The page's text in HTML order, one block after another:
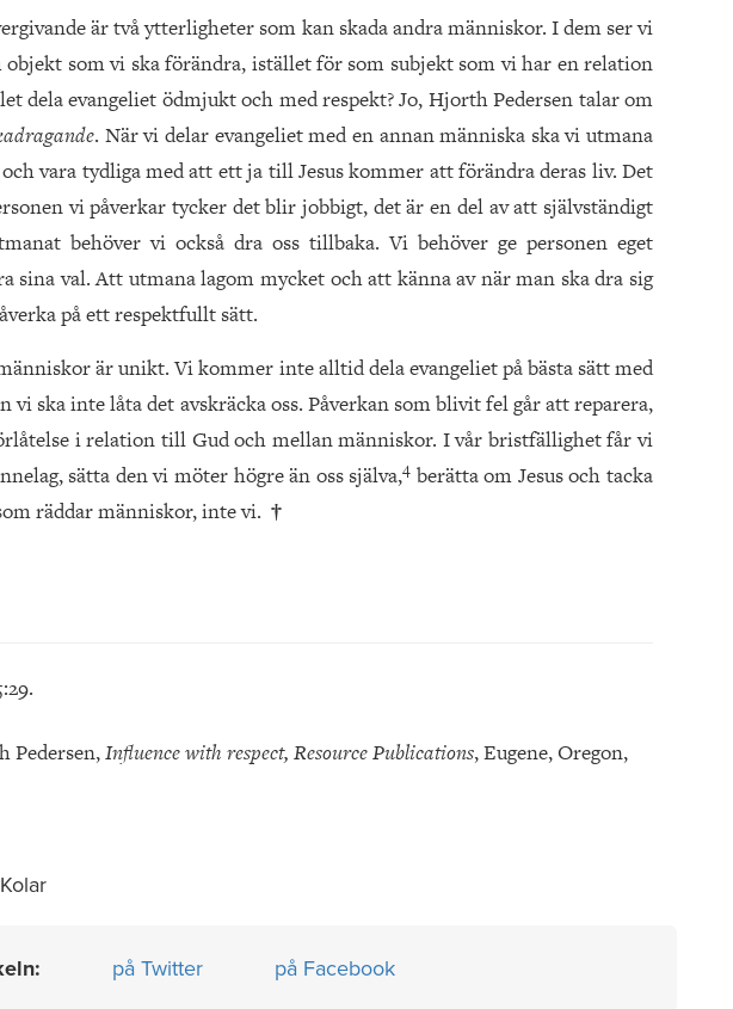
är två ytterligheter som kan skada andra människor. I dem ser vi
som vi ska förändra, istället för som subjekt som vi har en relation
dela evangeliet ödmjukt och med respekt? Jo, Hjorth Pedersen talar om
. När vi delar evangeliet med en annan människa ska vi utmana
vara tydliga med att ett ja till Jesus kommer att förändra deras liv. Det
vi påverkar tycker det blir jobbigt, det är en del av att självständigt
behöver vi också dra oss tillbaka. Vi behöver ge personen eget
sina val. Att utmana lagom mycket och att känna av när man ska dra sig
på ett respektfullt sätt.
är unikt. Vi kommer inte alltid dela evangeliet på bästa sätt med
vi ska inte låta det avskräcka oss. Påverkan som blivit fel går att reparera,
i relation till Gud och mellan män­niskor. I vår bristfällighet får vi
sätta den vi möter högre än oss själva,4 berätta om Jesus och tacka
räddar människor, inte vi. †
Pedersen,Influence with respect, Resource Publications, Eugene, Oregon,
på Twitter på Facebook